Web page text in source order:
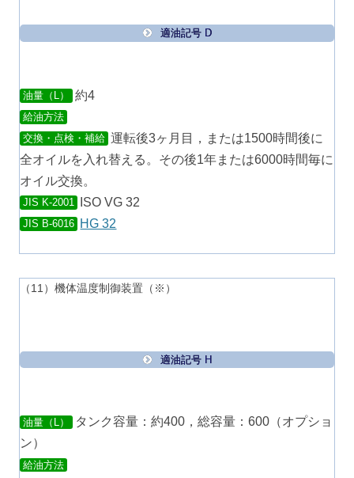
適油記号 D
油量（L） 約4
給油方法
交換・点検・補給 運転後3ヶ月目，または1500時間後に
全オイルを入れ替える。その後1年または6000時間毎に
オイル交換。
JIS K-2001 ISO VG 32
JIS B-6016 HG 32
（11）機体温度制御装置（※）
適油記号 H
油量（L）
タンク容量：約400，総容量：600（オプショ
ン）
給油方法